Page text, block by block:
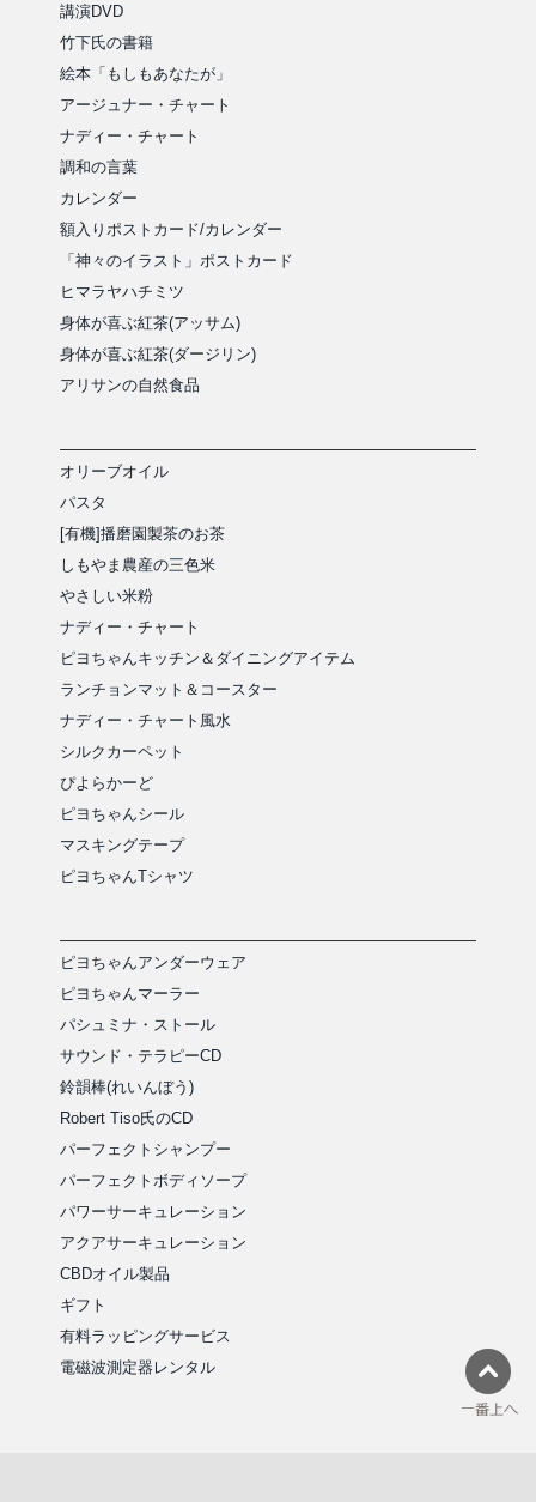
講演DVD
竹下氏の書籍
絵本「もしもあなたが」
アージュナー・チャート
ナディー・チャート
調和の言葉
カレンダー
額入りポストカード/カレンダー
「神々のイラスト」ポストカード
ヒマラヤハチミツ
身体が喜ぶ紅茶(アッサム)
身体が喜ぶ紅茶(ダージリン)
アリサンの自然食品
オリーブオイル
パスタ
[有機]播磨園製茶のお茶
しもやま農産の三色米
やさしい米粉
ナディー・チャート
ピヨちゃんキッチン＆ダイニングアイテム
ランチョンマット＆コースター
ナディー・チャート風水
シルクカーペット
ぴよらかーど
ピヨちゃんシール
マスキングテープ
ピヨちゃんTシャツ
ピヨちゃんアンダーウェア
ピヨちゃんマーラー
パシュミナ・ストール
サウンド・テラピーCD
鈴韻棒(れいんぼう)
Robert Tiso氏のCD
パーフェクトシャンプー
パーフェクトボディソープ
パワーサーキュレーション
アクアサーキュレーション
CBDオイル製品
ギフト
有料ラッピングサービス
電磁波測定器レンタル